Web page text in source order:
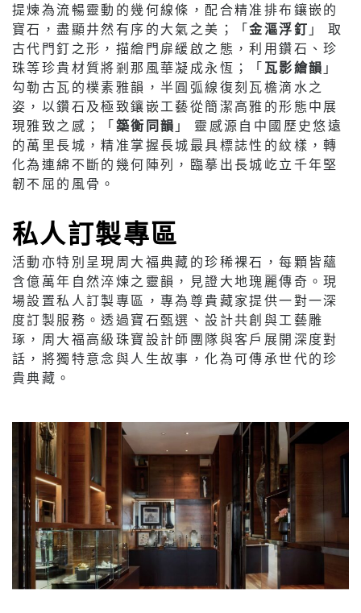
提煉為流暢靈動的幾何線條，配合精准排布鑲嵌的
寶石，盡顯井然有序的大氣之美；「金漚浮釘 」 取
古代門釘之形，描繪門扉緩啟之態，利用鑽石、珍
珠等珍貴材質將剎那風華凝成永恆；「 瓦影繪韻 」
勾勒古瓦的樸素雅韻，半圓弧線復刻瓦檐滴水之
姿，以鑽石及極致鑲嵌工藝從簡潔高雅的形態中展
現雅致之感；「築衡同韻 」 靈感源自中國歷史悠遠
的萬里長城，精准掌握長城最具標誌性的紋樣，轉
化為連綿不斷的幾何陣列，臨摹出長城屹立千年堅
韌不屈的風骨。
私人訂製專區
活動亦特別呈現周大福典藏的珍稀裸石，每顆皆蘊
含億萬年自然淬煉之靈韻，見證大地瑰麗傳奇。現
場設置私人訂製專區，專為尊貴藏家提供一對一深
度訂製服務。透過寶石甄選、設計共創與工藝雕
琢，周大福高級珠寶設計師團隊與客戶展開深度對
話，將獨特意念與人生故事，化為可傳承世代的珍
貴典藏。